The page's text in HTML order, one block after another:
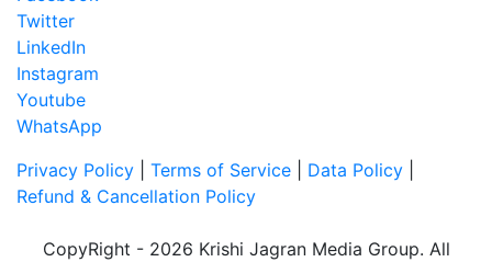
Twitter
LinkedIn
Instagram
Youtube
WhatsApp
Privacy Policy
Terms of Service Data Policy
Refund & Cancellation Policy
CopyRight - 2026 Krishi Jagran Media Group. All